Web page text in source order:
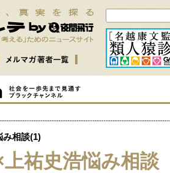
み相談(1)
祐史浩悩み相談